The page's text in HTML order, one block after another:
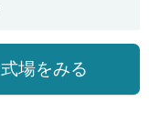
式場をみる